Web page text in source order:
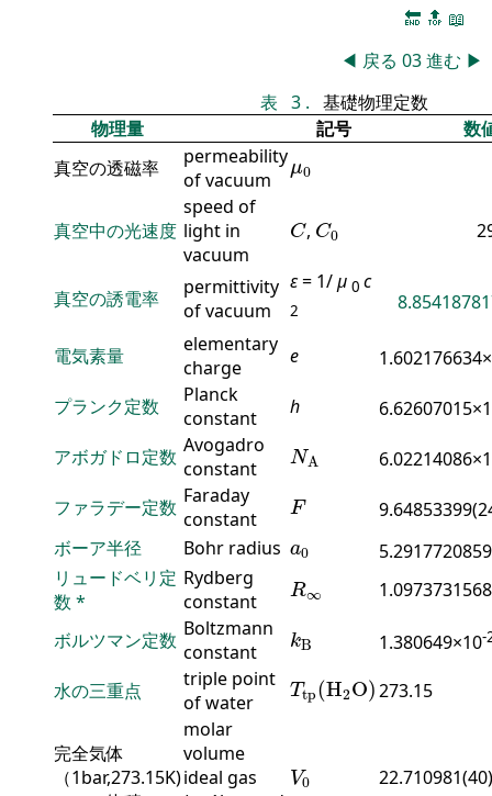
🔚 🔝 📖
◀ 戻る 03進む ▶
表 3 . 基礎物理定数
物理量
記号
数
真空の透磁率
permeability
of vacuum
μ0
μ0
真空中の光速度
speed of
light in
vacuum
C
C, C0
C0
真空の誘電率
permittivity
of vacuum
ε= 1/μ 0 c
2
電気素量
elementary
charge
e
プランク定数
Planck
constant
h
アボガドロ定数 Avogadro
constant
NA
NA
ファラデー定数 Faraday
constant
F
F
ボーア半径
Bohr radius a0
a0
リュードベリ定
数 *
Rydberg
constant
R∞
R∞
ボルツマン定数 Boltzmann
constant
kB
k 1.380649×10-
水の三重点
triple point
of water
Ttp(H2O)
Ttp(H 2O)273.15
完全気体
（1bar,273.15K)
molar
volume
ideal gas
V0
V0 22.710981(40)